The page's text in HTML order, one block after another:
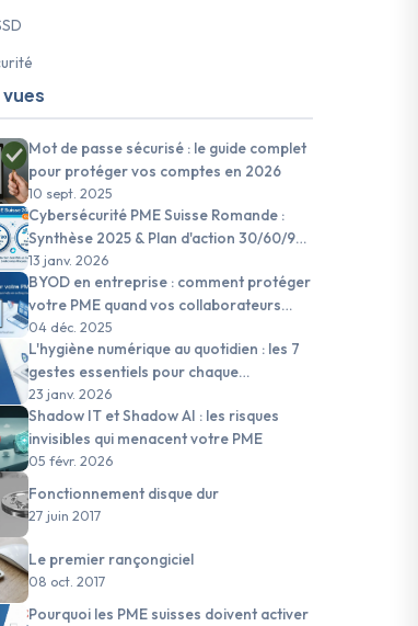
vues
Mot de passe sécurisé : le guide complet
pour protéger vos comptes en 2026
10 sept. 2025
Cybersécurité PME Suisse Romande :
Synthèse 2025 & Plan d'action 30/60/90
jours pour 2026
13 janv. 2026
BYOD en entreprise : comment protéger
votre PME quand vos collaborateurs
utilisent leurs appareils personnels
04 déc. 2025
L'hygiène numérique au quotidien : les 7
gestes essentiels pour chaque
collaborateur de PME suisse
23 janv. 2026
Shadow IT et Shadow AI : les risques
invisibles qui menacent votre PME
05 févr. 2026
Fonctionnement disque dur
27 juin 2017
Le premier rançongiciel
08 oct. 2017
Pourquoi les PME suisses doivent activer